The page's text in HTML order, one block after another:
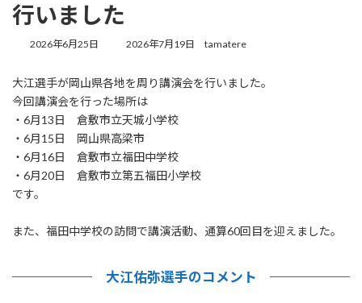
行いました
2026年6月25日
最
新
日
時
2026年7月19日 tamatere
大江選手が岡山県各地を周り講演会を行いました。
今回講演会を行った場所は
・6月13日 倉敷市立天城小学校
・6月15日 岡山県高梁市
・6月16日 倉敷市立福田中学校
・6月20日 倉敷市立第五福田小学校
です。
また、福田中学校の訪問で講演活動、通算60回目を迎えました。
大江佑弥選手のコメント